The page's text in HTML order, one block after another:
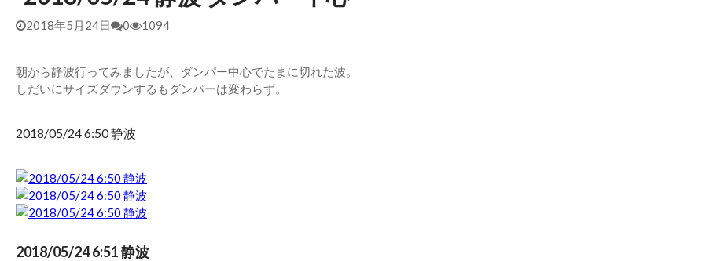
2018年5月24日 0 1094
朝から静波行ってみましたが、ダンパー中心でたまに切れた波。
しだいにサイズダウンするもダンパーは変わらず。
2018/05/24 6:50 静波
2018/05/24 6:51 静波